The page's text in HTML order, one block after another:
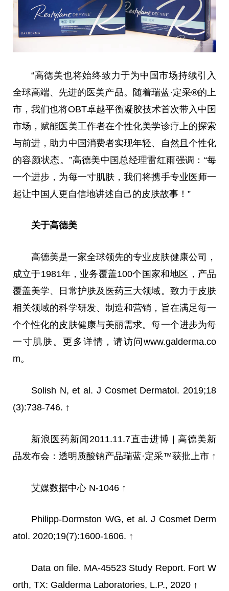
“高德美也将始终致力于为中国市场持续引入
全球高端、先进的医美产品。随着瑞蓝·定采®的上
市，我们也将OBT卓越平衡凝胶技术首次带入 中国
市场，赋能医美工作者在个性化美学诊疗上的探索
与前进，助力 中国消费者实现年轻、自然且个性化
的容颜状态。”高德美中国 总经理雷红雨强调：“每
一个进步，为每一寸肌肤，我们将携手专业医师一
起让中国 人更自信地讲述自己的皮肤故事！”
关于高德美
高德美是一家全球领先的专业皮肤健康公司，
成立于1981年，业务覆盖100个国家和地区，产品
覆盖美学、日常护肤及医药三大领域。致力于皮肤
相关领域的科学研发、制造和营销，旨在满足每一
个个性化的皮肤健康与美丽需求。每一个进步为每
一寸肌肤。更多详情，请访问www.galderma.co
m。
Solish N, et al. J Cosmet Dermatol. 2019;18
(3):738-746. ↑
新浪医药新闻2011.11.7直击进博 | 高德美新
品发布会：透明质酸钠产品瑞蓝·定采™获批上市 ↑
艾媒数据中心 N-1046 ↑
Philipp-Dormston WG, et al. J Cosmet Derm
atol. 2020;19(7):1600-1606. ↑
Data on file. MA-45523 Study Report. Fort W
orth, TX: Galderma Laboratories, L.P., 2020 ↑